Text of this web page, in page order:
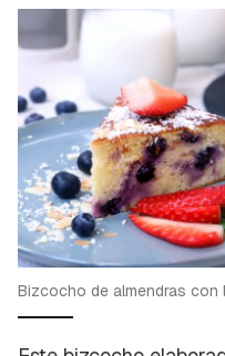
Bizcocho de almendras con